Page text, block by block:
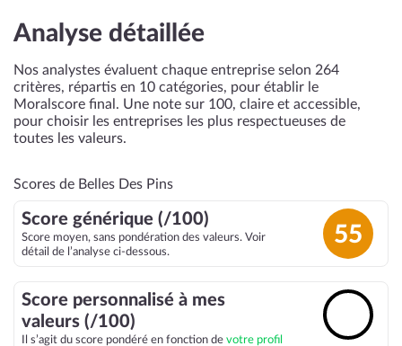
Analyse détaillée
Nos analystes évaluent chaque entreprise selon 264
critères, répartis en 10 catégories, pour établir le
Moralscore final. Une note sur 100, claire et accessible,
pour choisir les entreprises les plus respectueuses de
toutes les valeurs.
Scores de Belles Des Pins
Score générique (/100)
Score moyen, sans pondération des valeurs. Voir
détail de l’analyse ci-dessous.
55
Score personnalisé à mes
valeurs (/100)
Il s’agit du score pondéré en fonction de votre profil